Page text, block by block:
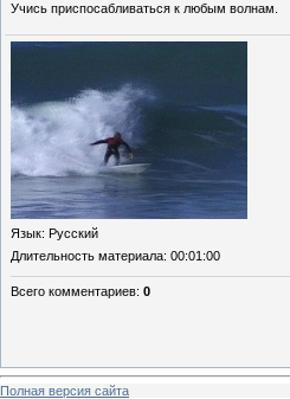
Учись приспосабливаться к любым волнам.
Язык: Русский
Длительность материала: 00:01:00
Всего комментариев: 0
Полная версия сайта